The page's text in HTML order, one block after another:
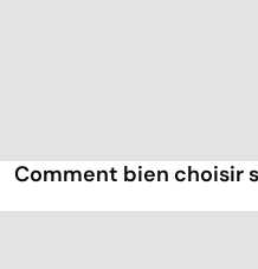
Comment bien choisir